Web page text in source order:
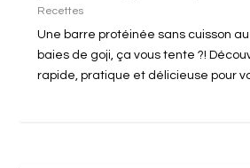
Recettes
Une barre protéinée sans cuisson
baies de goji, ça vous tente ?!
rapide, pratique et délicieuse pour